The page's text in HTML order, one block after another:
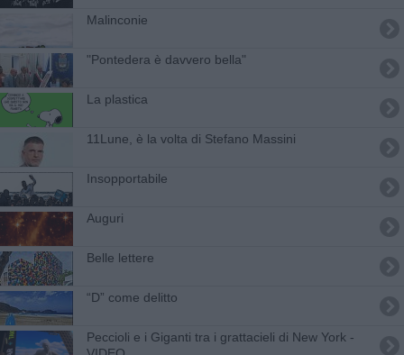
Malinconie
"Pontedera è davvero bella"
La plastica
11Lune, è la volta di Stefano Massini
Insopportabile
Auguri
Belle lettere
​“D” come delitto
Peccioli e i Giganti tra i grattacieli di New York -